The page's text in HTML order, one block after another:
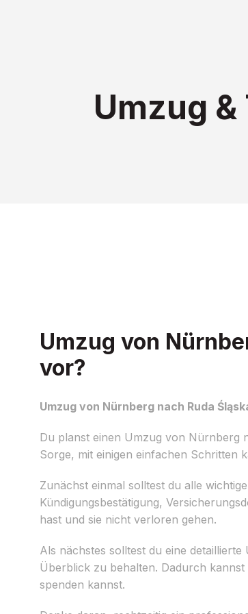
Umzug
Umzug von
vor?
Umzug von Nürnberg nach Ruda
Du planst einen Umzug von Nürnberg
Sorge, mit einigen einfachen Schritten
Zunächst einmal solltest du alle
Kündigungsbestätigung,
hast und sie nicht verloren gehen.
Als nächstes solltest du eine
Überblick zu behalten. Dadurch
spenden kannst.